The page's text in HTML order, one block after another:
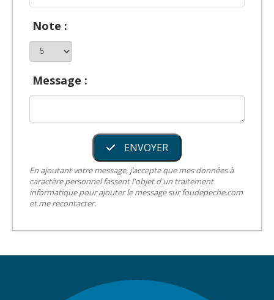
Note :
Message :
ENVOYER
En ajoutant votre message, j’accepte que mes données à
caractère personnel fassent l'objet d'un traitement
informatique pour ajouter le message sur foudepeche.com
et me recontacter.